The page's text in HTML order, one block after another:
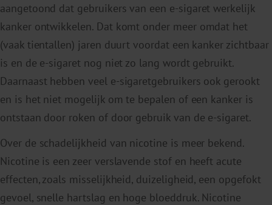
aangetoond dat gebruikers van een e-sigaret werkelijk
kanker ontwikkelen. Dat komt onder meer omdat het
(vaak tientallen) jaren duurt voordat een kanker zichtbaar
is en de e-sigaret nog niet zo lang wordt gebruikt.
Daarnaast hebben veel e-sigaretgebruikers ook gerookt
en is het niet mogelijk om te bepalen of een kanker is
ontstaan door roken of door gebruik van de e-sigaret.
Over de schadelijkheid van nicotine is meer bekend.
Nicotine is een zeer verslavende stof en heeft acute
effecten, zoals misselijkheid, duizeligheid, een opgefokt
gevoel, snelle hartslag en hoge bloeddruk. Nicotine